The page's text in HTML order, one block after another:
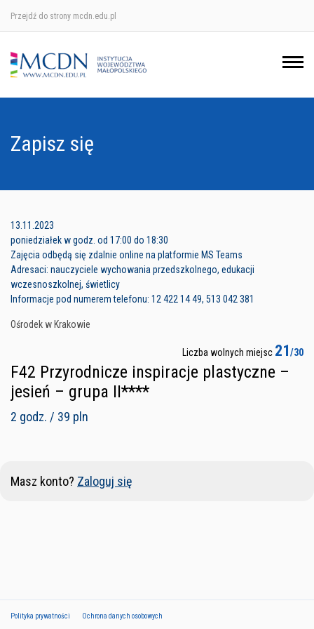
Przejdź do strony mcdn.edu.pl
Zapisz się
13.11.2023
poniedziałek w godz. od 17:00 do 18:30
Zajęcia odbędą się zdalnie online na platformie MS Teams
Adresaci: nauczyciele wychowania przedszkolnego, edukacji
wczesnoszkolnej, świetlicy
Informacje pod numerem telefonu: 12 422 14 49, 513 042 381
Ośrodek w Krakowie
Liczba wolnych miejsc 21/30
F42 Przyrodnicze inspiracje plastyczne –
jesień – grupa II****
2 godz. / 39 pln
Masz konto? Zaloguj się
Polityka prywatności Ochrona danych osobowych
Ośrodek w Krakowie
Ośrodek w Nowym Sączu
Ośrodek w Tarnowie